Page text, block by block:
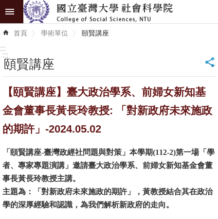
跳到主要內容區塊
進
階
識
學
術
單
位
研
首頁 學術單位 頤賢講座
:::
:::
頤賢講座 _
【頤賢講座】臺大政治學系、前婦女新知基
金會董事長黃長玲教授: 「對新政府未來施政
的期許」-2024.05.02
「頤賢講座-臺灣政經社問題與對策」本學期(112-2)第一場「學
者、專家專題演講」邀請臺大政治學系、前婦女新知基金會董
事長黃長玲教授主講。
主題為：「對新政府未來施政的期許」，黃教授結合其在政治
學的深厚經驗和認識，為我們解析新政府的走向。